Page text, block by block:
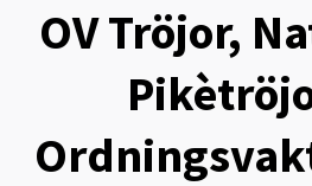
OV Tröjor,